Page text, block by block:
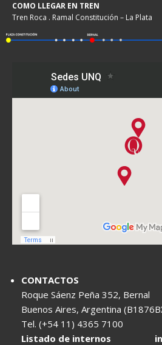
COMO LLEGAR EN TREN
Tren Roca . Ramal Constitución – La Plata
CONTACTOS
Roque Sáenz Peña 352, Bernal
Buenos Aires, Argentina
Tel. (+54 11) 4365 7100
Listado de internos